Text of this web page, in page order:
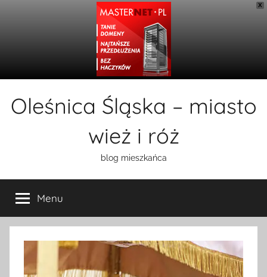
X
Oleśnica Śląska – miasto
wież i róż
blog mieszkańca
Menu